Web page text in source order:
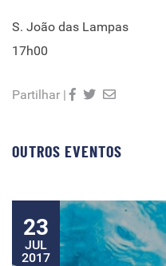
S. João das Lampas
17h00
Partilhar |
OUTROS EVENTOS
23
JUL
2017